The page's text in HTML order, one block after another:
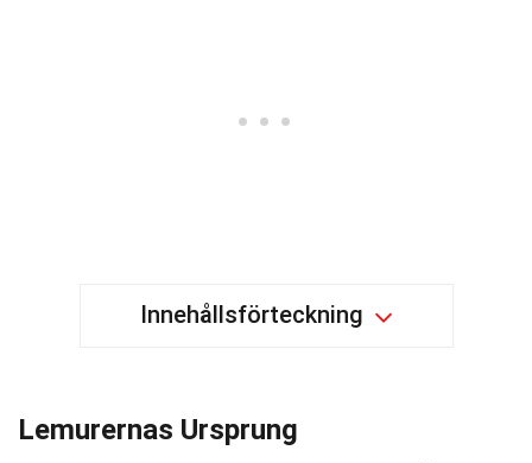
Innehållsförteckning
Lemurernas Ursprung